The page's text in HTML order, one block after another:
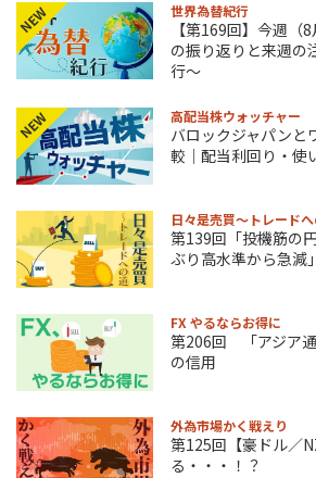
NEW 世界為替紀行
【第169回】今週（
の振り返りと来週
行～
NEW 高配当株ウォッチャー
バロックジャパンと
較｜配当利回り・使
日々是売買～トレード
第139回「投機筋の
ぶり高水準から急減」
FX やるならお得に
第206回 「アジア
の信用
外為市場かく戦えり
第125回【豪ドル／
る・・・！？